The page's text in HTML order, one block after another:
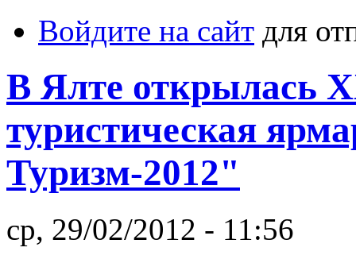
Войдите на сайт для
В Ялте открылась
туристическая
Туризм-2012"
ср, 29/02/2012 - 11:56